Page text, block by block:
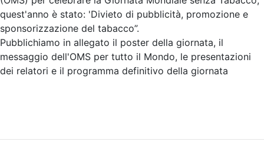
quest'anno è stato: 'Divieto di pubblicità, promozione e
sponsorizzazione del tabacco”.
Pubblichiamo in allegato il poster della giornata, il
messaggio dell'OMS per tutto il Mondo, le presentazioni
dei relatori e il programma definitivo della giornata